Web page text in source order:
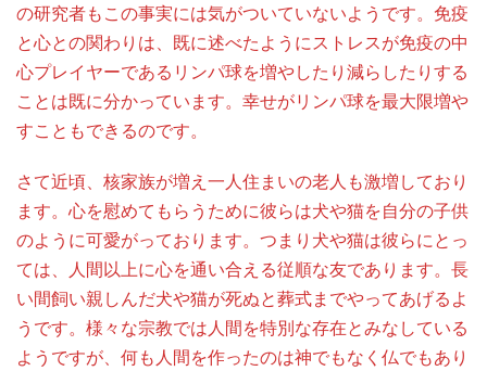
の研究者もこの事実には気がついていないようです。免疫
と心との関わりは、既に述べたようにストレスが免疫の中
心プレイヤーであるリンパ球を増やしたり減らしたりする
ことは既に分かっています。幸せがリンパ球を最大限増や
すこともできるのです。
さて近頃、核家族が増え一人住まいの老人も激増しており
ます。心を慰めてもらうために彼らは犬や猫を自分の子供
のように可愛がっております。つまり犬や猫は彼らにとっ
ては、人間以上に心を通い合える従順な友であります。長
い間飼い親しんだ犬や猫が死ぬと葬式までやってあげるよ
うです。様々な宗教では人間を特別な存在とみなしている
ようですが、何も人間を作ったのは神でもなく仏でもあり